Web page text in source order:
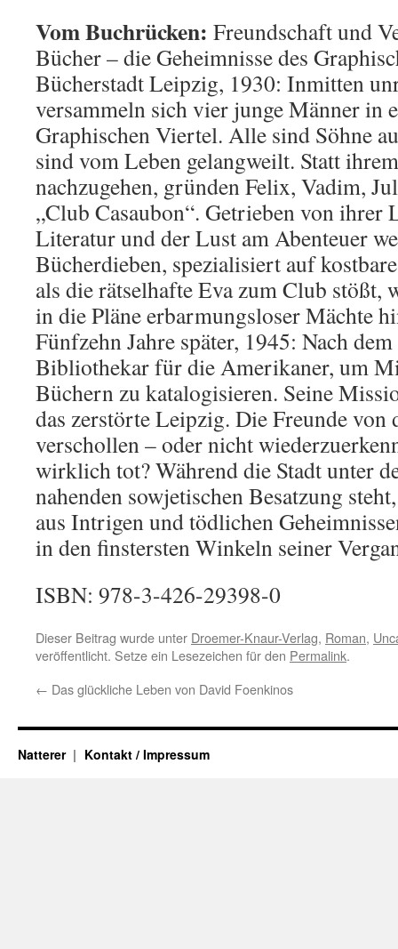
Vom Buchrücken: Freundschaft und
Bücher – die Geheimnisse des
Bücherstadt Leipzig, 1930: Inmitten
versammeln sich vier junge Männer in
Graphischen Viertel. Alle sind Söhne
sind vom Leben gelangweilt. Statt
nachzugehen, gründen Felix, Vadim,
„Club Casaubon“. Getrieben von ihrer
Literatur und der Lust am Abenteuer
Bücherdieben, spezialisiert auf
als die rätselhafte Eva zum Club stößt,
in die Pläne erbarmungsloser Mächte
Fünfzehn Jahre später, 1945: Nach
Bibliothekar für die Amerikaner, um
Büchern zu katalogisieren. Seine
das zerstörte Leipzig. Die Freunde von
verschollen – oder nicht
wirklich tot? Während die Stadt unter
nahenden sowjetischen Besatzung
aus Intrigen und tödlichen
in den finstersten Winkeln seiner
ISBN: 978-3-426-29398-0
Dieser Beitrag wurde unter Droemer-Knaur-Verlag, Roman,
veröffentlicht. Setze ein Lesezeichen für den Permalink.
← Das glückliche Leben von David Foenkinos
Natterer Kontakt / Impressum